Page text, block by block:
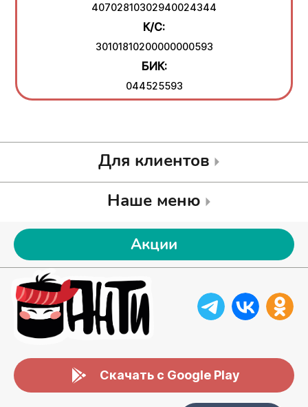
40702810302940024344
К/С:
30101810200000000593
БИК:
044525593
Для клиентов
Наше меню
Акции
Скачать с Google Play